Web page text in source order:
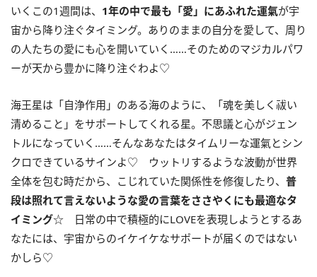
いくこの1週間は、 1年の中で最も「愛」にあふれた運氣が宇
宙から降り注ぐタイミング。ありのままの自分を愛して、周り
の人たちの愛にも心を開いていく……そのためのマジカルパワ
ーが天から豊かに降り注ぐわよ♡
海王星は「自浄作用」のある海のように、「魂を美しく祓い
清めること」をサポートしてくれる星。不思議と心がジェン
トルになっていく……そんなあなたはタイムリーな運氣とシン
クロできているサインよ♡ ウットリするような波動が世界
全体を包む時だから、こじれていた関係性を修復したり、 普
段は照れて言えないような愛の言葉をささやくにも最適なタ
イミング☆ 日常の中で積極的にLOVEを表現しようとするあ
なたには、宇宙からのイケイケなサポートが届くのではない
かしら♡